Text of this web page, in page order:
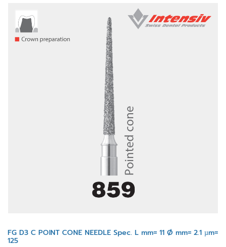
FG D3 C POINT CONE NEEDLE Spec. L mm= 11 Ø mm= 2.1 µm=
125